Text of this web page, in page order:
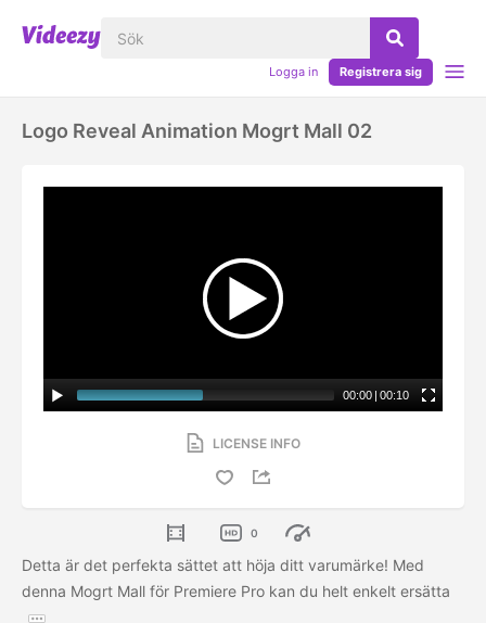
Logga in Registrera sig
Logo Reveal Animation Mogrt Mall 02
00:00 | 00:10
LICENSE INFO
0
Detta är det perfekta sättet att höja ditt varumärke! Med
denna Mogrt Mall för Premiere Pro kan du helt enkelt ersätta